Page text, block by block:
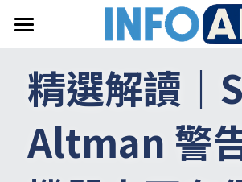
關於InfoAI
訂閱電子報
精選解讀｜
Altman 警